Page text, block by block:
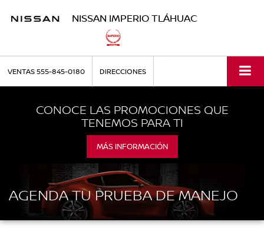
NISSAN IMPERIO TLÁHUAC
VENTAS555-845-0180 DIRECCIONES
CONOCE LAS PROMOCIONES QUE
TENEMOS PARA TI
MÁS INFORMACIÓN
AGENDA TU PRUEBA DE MANEJO